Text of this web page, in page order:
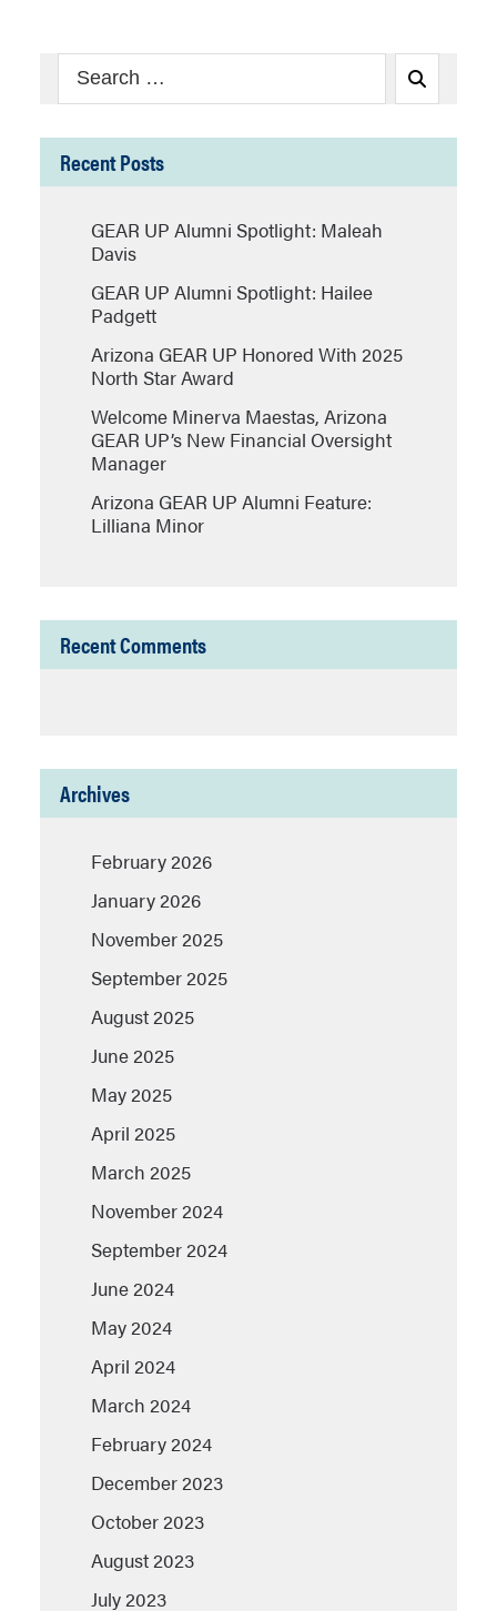
Search
for:
Recent Posts
GEAR UP Alumni Spotlight: Maleah
Davis
GEAR UP Alumni Spotlight: Hailee
Padgett
Arizona GEAR UP Honored With 2025
North Star Award
Welcome Minerva Maestas, Arizona
GEAR UP’s New Financial Oversight
Manager
Arizona GEAR UP Alumni Feature:
Lilliana Minor
Recent Comments
Archives
February 2026
January 2026
November 2025
September 2025
August 2025
June 2025
May 2025
April 2025
March 2025
November 2024
September 2024
June 2024
May 2024
April 2024
March 2024
February 2024
December 2023
October 2023
August 2023
July 2023